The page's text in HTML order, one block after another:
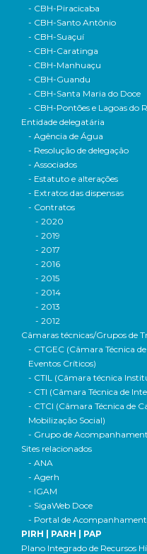
- CBH-Piracicaba
- CBH-Santo Antônio
- CBH-Suaçuí
- CBH-Caratinga
- CBH-Manhuaçu
- CBH-Guandu
- CBH-Santa Maria do Doce
- CBH-Pontões e Lagoas do
Entidade delegatária
- Agência de Água
- Resolução de delegação
- Associados
- Estatuto e alterações
- Extratos das dispensas
- Contratos
- 2020
- 2019
- 2017
- 2016
- 2015
- 2014
- 2013
- 2012
Câmaras técnicas/Grupos de
- CTGEC (Câmara Técnica
Eventos Críticos)
- CTIL (Câmara técnica
- CTI (Câmara Técnica de
- CTCI (Câmara Técnica de
Mobilização Social)
- Grupo de
Sites relacionados
- ANA
- Agerh
- IGAM
- SigaWeb Doce
- Portal de
PIRH | PARH | PAP
Plano Integrado de Recursos